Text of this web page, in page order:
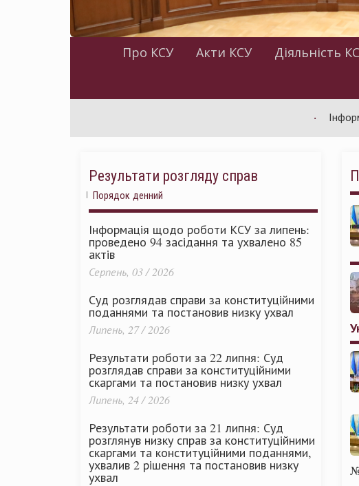
Про КСУ Акти КСУ Діяльність
Інформація
Результати розгляду справ
Порядок денний
Інформація щодо роботи КСУ за липень:
проведено 94 засідання та ухвалено 85
актів
Серпень, 03 / 2026
Суд розглядав справи за конституційними
поданнями та постановив низку ухвал
Липень, 27 / 2026
Результати роботи за 22 липня: Суд
розглядав справи за конституційними
скаргами та постановив низку ухвал
Липень, 24 / 2026
Результати роботи за 21 липня: Суд
розглянув низку справ за конституційними
скаргами та конституційними поданнями,
ухвалив 2 рішення та постановив низку
ухвал